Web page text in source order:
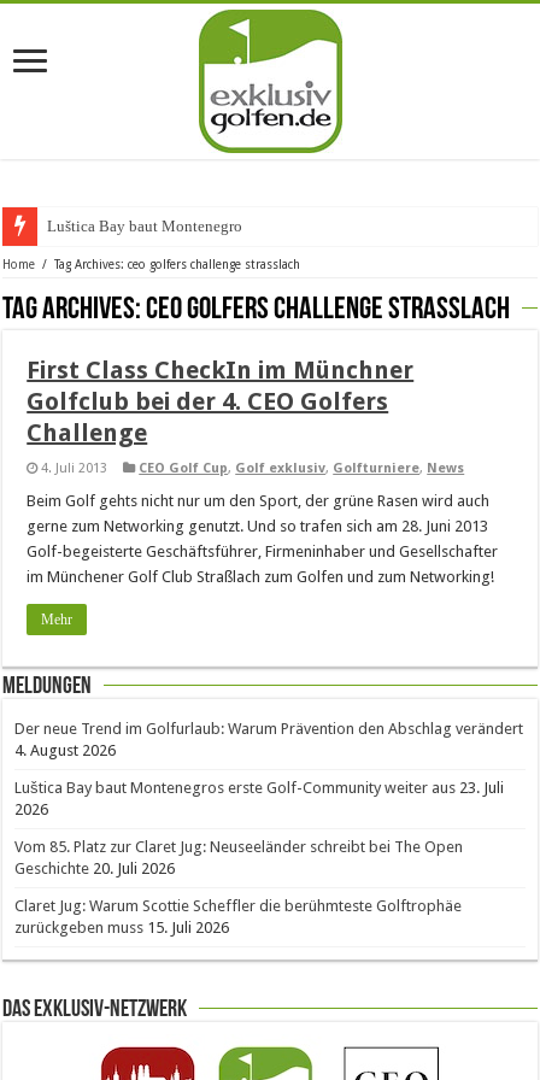
Luštica Bay baut Montenegros e
Home / Tag Archives: ceo golfers challenge strasslach
Tag Archives:ceo golfers challenge strasslach
First Class CheckIn im Münchner
Golfclub bei der 4. CEO Golfers
Challenge
4. Juli 2013 CEO Golf Cup, Golf exklusiv, Golfturniere, News
Beim Golf gehts nicht nur um den Sport, der grüne Rasen wird auch
gerne zum Networking genutzt. Und so trafen sich am 28. Juni 2013
Golf-begeisterte Geschäftsführer, Firmeninhaber und Gesellschafter
im Münchener Golf Club Straßlach zum Golfen und zum Networking!
Mehr
Meldungen
Der neue Trend im Golfurlaub: Warum Prävention den Abschlag verändert
4. August 2026
Luštica Bay baut Montenegros erste Golf-Community weiter aus 23. Juli
2026
Vom 85. Platz zur Claret Jug: Neuseeländer schreibt bei The Open
Geschichte 20. Juli 2026
Claret Jug: Warum Scottie Scheffler die berühmteste Golftrophäe
zurückgeben muss 15. Juli 2026
Das Exklusiv-Netzwerk